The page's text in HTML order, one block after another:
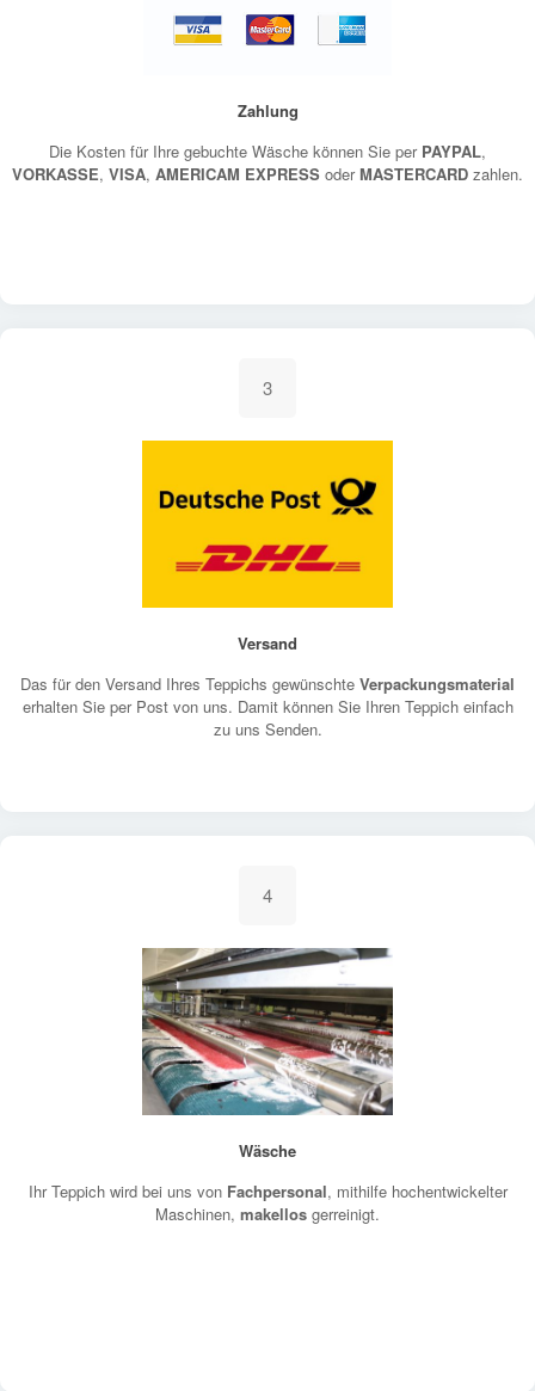
Zahlung
Die Kosten für Ihre gebuchte Wäsche können Sie per PAYPAL,
VORKASSE, VISA, AMERICAM EXPRESS oderMASTERCARD zahlen.
3
Versand
Das für den Versand Ihres Teppichs gewünschte Verpackungsmaterial
erhalten Sie per Post von uns. Damit können Sie Ihren Teppich einfach
zu uns Senden.
4
Wäsche
Ihr Teppich wird bei uns von Fachpersonal, mithilfe hochentwickelter
Maschinen, makellos gerreinigt.